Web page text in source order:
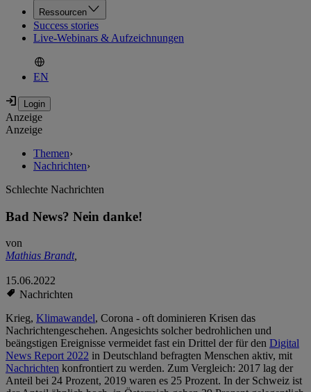
Ressourcen
Success stories
Live-Webinars & Aufzeichnungen
EN
Anzeige
Anzeige
Themen›
Nachrichten›
Schlechte Nachrichten
Bad News? Nein danke!
von
Mathias Brandt,
15.06.2022
Nachrichten
Krieg, Klimawandel, Corona - oft dominieren Krisen das
Nachrichtengeschehen. Angesichts solcher bedrohlichen und
beängstigen Ereignisse vermeidet fast ein Drittel der für den Digital
News Report 2022 in Deutschland befragten Menschen aktiv, mit
Nachrichten konfrontiert zu werden. Zum Vergleich: 2017 lag der
Anteil bei 24 Prozent, 2019 waren es 25 Prozent. In der Schweiz ist